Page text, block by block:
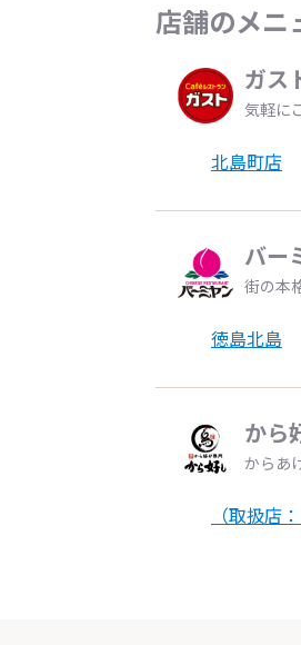
店舗のメニ
ガス
気軽に
北島町店
バー
街の本
徳島北島
から
からあ
（取扱店